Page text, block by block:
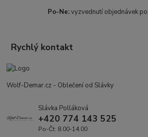
Po-Ne:vyzvednutí objednávek
Rychlý kontakt
Wolf-Demar.cz - Oblečení od Slávky
Slávka Polláková
+420 774 143 525
Po-Čt: 8.00-14.00